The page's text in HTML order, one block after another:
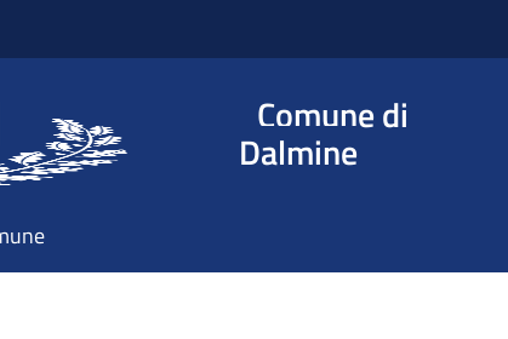
Comune di
Dalmine